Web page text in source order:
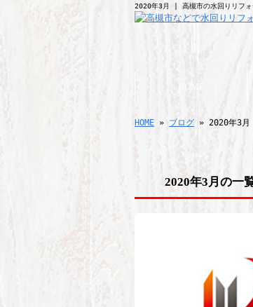
2020年3月 | 高槻市の水回りリフォ
HOME » ブログ » 2020年3月
2020年3月の一